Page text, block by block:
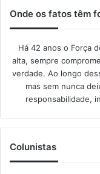
Onde os fatos têm
Há 42 anos o Força
alta, sempre
verdade. Ao longo
mas sem nunca
responsabilidade,
Colunistas